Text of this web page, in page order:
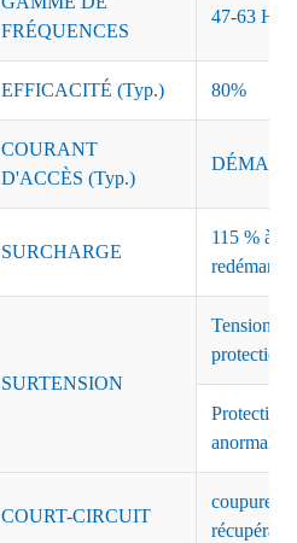
FRÉQUENCES
47-63 Hz
EFFICACITÉ (Typ.) 80%
COURANT
D'ACCÈS (Typ.)
SURCHARGE
115 % à
SURTENSION
Tension
protection
Protection
anormales
COURT-CIRCUIT
coupure